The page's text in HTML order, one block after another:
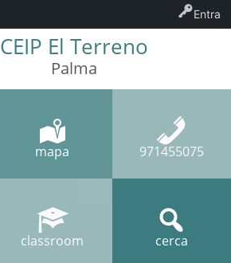
CEIP El Terreno
Palma
mapa 971455075
classroom cerca
Entra